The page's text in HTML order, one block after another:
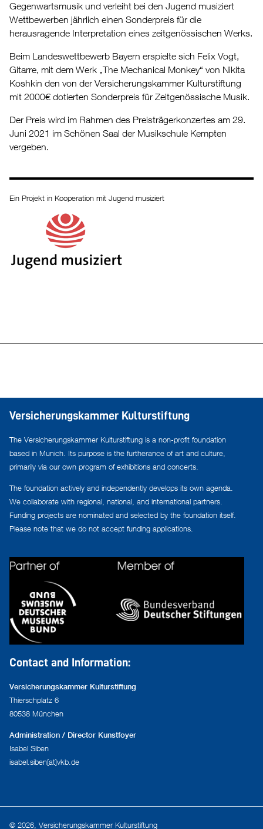
Gegenwartsmusik und verleiht bei den Jugend musiziert
Wettbewerben jährlich einen Sonderpreis für die
herausragende Interpretation eines zeitgenössischen Werks.
Beim Landeswettbewerb Bayern erspielte sich Felix Vogt,
Gitarre, mit dem Werk „The Mechanical Monkey“ von Nikita
Koshkin den von der Versicherungskammer Kulturstiftung
mit 2000€ dotierten Sonderpreis für Zeitgenössische Musik.
Der Preis wird im Rahmen des Preisträgerkonzertes am 29.
Juni 2021 im Schönen Saal der Musikschule Kempten
vergeben.
Ein Projekt in Kooperation mit Jugend musiziert
Versicherungskammer Kulturstiftung
The Versicherungskammer Kulturstiftung is a non-profit foundation
based in Munich. Its purpose is the furtherance of art and culture,
primarily via our own program of exhibitions and concerts.
The foundation actively and independently develops its own agenda.
We collaborate with regional, national, and international partners.
Funding projects are nominated and selected by the foundation itself.
Please note that we do not accept funding applications.
Contact and Information:
Versicherungskammer Kulturstiftung
Thierschplatz 6
80538 München
Administration / Director Kunstfoyer
Isabel Siben
isabel.siben[at]vkb.de
© 2026, Versicherungskammer Kulturstiftung